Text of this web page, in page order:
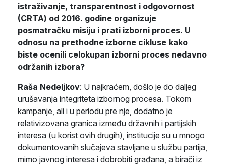
istraživanje, transparentnost i odgovornost
(CRTA) od 2016. godine organizuje
posmatračku misiju i prati izborni proces. U
odnosu na prethodne izborne cikluse kako
biste ocenili celokupan izborni proces nedavno
održanih izbora?
Raša Nedeljkov: U najkraćem, došlo je do daljeg
urušavanja integriteta izbornog procesa. Tokom
kampanje, ali i u periodu pre nje, dodatno je
relativizovana granica između državnih i partijskih
interesa (u korist ovih drugih), institucije su u mnogo
dokumentovanih slučajeva stavljane u službu partija,
mimo javnog interesa i dobrobiti građana, a birači iz